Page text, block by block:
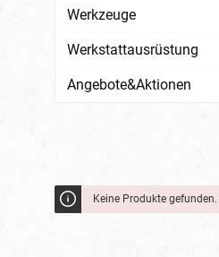
Werkzeuge
Werkstattausrüstung
Angebote&Aktionen
Keine Produkte gefunden.